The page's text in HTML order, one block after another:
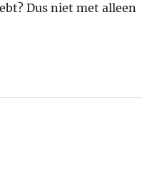
Dus niet met alleen